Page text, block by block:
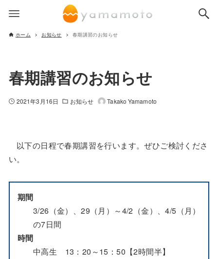
ホーム お知らせ 春期講習のお知らせ
春期講習のお知らせ
2021年3月16日 お知らせ Takako Yamamoto
以下の日程で春期講習を行います。ぜひご検討くださ
い。
期間
3/26（金）、29（月）～4/2（金）、4/5（月）
の7日間
時間
中高生 13：20～15：50【2時間半】